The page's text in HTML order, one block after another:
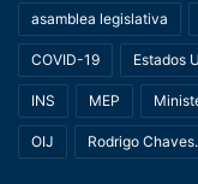
asamblea legislativa
COVID-19 Estados
INS MEP
OIJ Rodrigo Chaves.